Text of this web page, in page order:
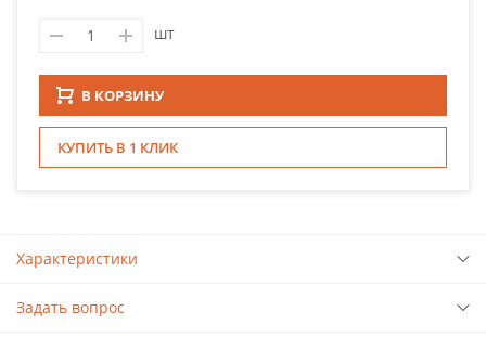
шт
В КОРЗИНУ
КУПИТЬ В 1 КЛИК
Характеристики
Задать вопрос